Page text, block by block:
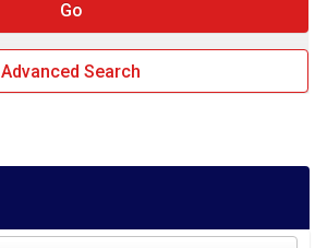
Advanced Search